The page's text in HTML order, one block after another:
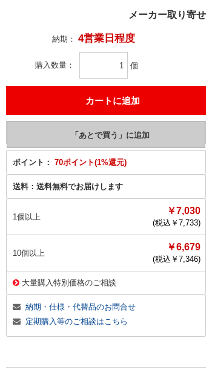
メーカー取り寄せ
納期： 4営業日程度
購入数量 個
ポイント： 70ポイント(1%還元)
送料： 送料無料でお届けします
1個以上
￥7,030
(税込￥ 7,733)
10個以上
￥6,679
(税込￥ 7,346)
大量購入特別価格のご相談
納期・仕様・代替品のお問合せ
定期購入等のご相談はこちら